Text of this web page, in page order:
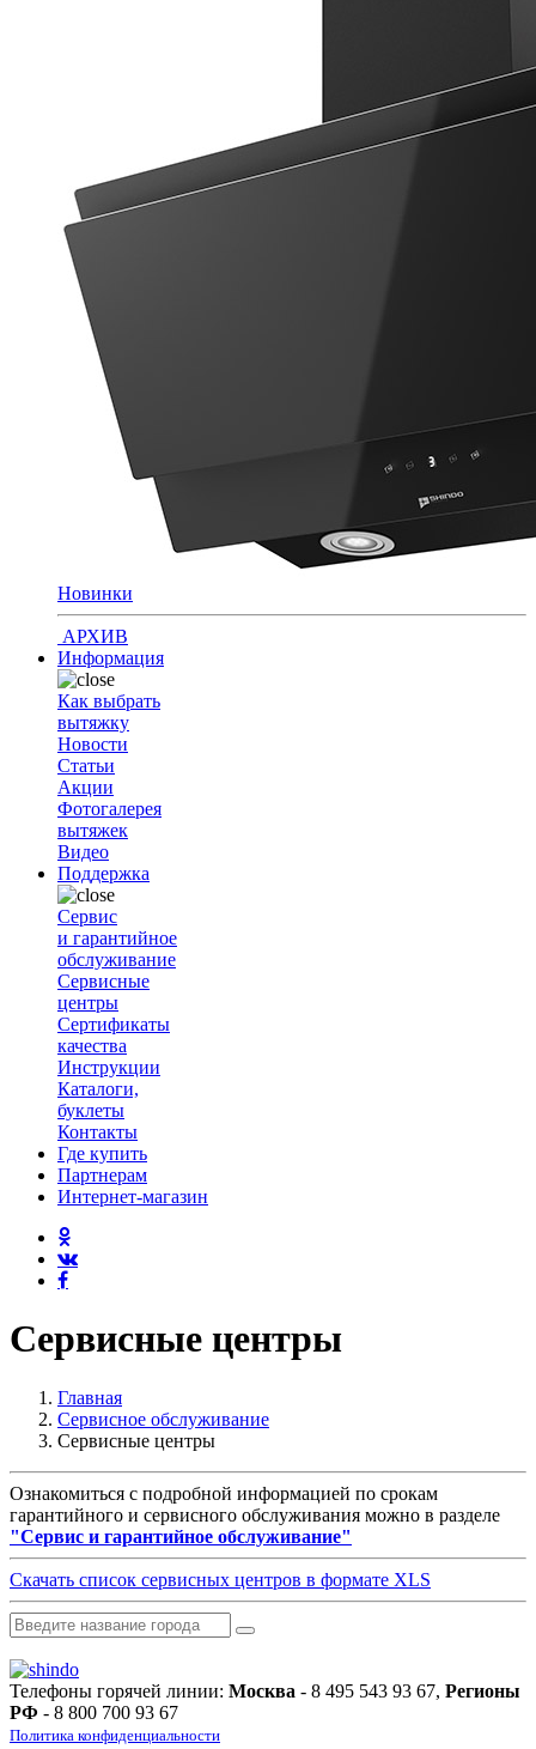
Новинки
АРХИВ
Информация
Как выбрать
вытяжку
Новости
Статьи
Акции
Фотогалерея
вытяжек
Видео
Поддержка
Сервис
и гарантийное
обслуживание
Сервисные
центры
Сертификаты
качества
Инструкции
Каталоги,
буклеты
Контакты
Где купить
Партнерам
Интернет-магазин
Сервисные центры
Главная
Сервисное обслуживание
Сервисные центры
Ознакомиться с подробной информацией по срокам
гарантийного и сервисного обслуживания можно в разделе
"Сервис и гарантийное обслуживание"
Скачать список сервисных центров в формате XLS
Телефоны горячей линии: Москва - 8 495 543 93 67, Регионы
РФ - 8 800 700 93 67
Политика конфиденциальности